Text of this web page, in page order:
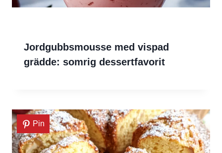
Jordgubbsmousse med vispad
grädde: somrig dessertfavorit
Pin